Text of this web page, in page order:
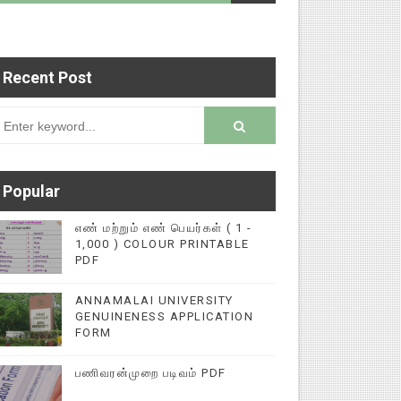
மின்னல் கல்விச் செய்தி இணையதளத்தில்
Recent Post
Popular
எண் மற்றும் எண் பெயர்கள் ( 1 -
1,000 ) COLOUR PRINTABLE
PDF
ANNAMALAI UNIVERSITY
GENUINENESS APPLICATION
FORM
பணிவரன்முறை படிவம் PDF